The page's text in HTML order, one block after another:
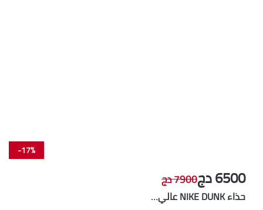
-17%
6500 دج 7900 دج
حذاء NIKE DUNK عالي…